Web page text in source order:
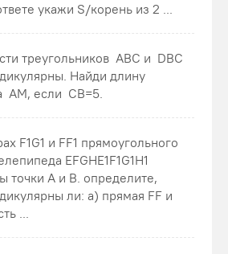
укажи S/корень из 2 ...
треугольников ABC и DBC
Найди длину
AM , если CB=5 .
F1G1 и FF1 прямоугольного
EFGHE1F1G1H1
точки A и B. определите,
ли: а) прямая FF и
...